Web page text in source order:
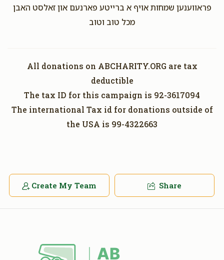
פראווענען שמחות אויף א ברייטע פארנעם און זאלסט האבן
מכל טוב וטוב
All donations on ABCHARITY.ORG are tax
deductible
The tax ID for this campaign is 92-3617094
The international Tax id for donations outside of
the USA is 99-4322663
Create My Team Share